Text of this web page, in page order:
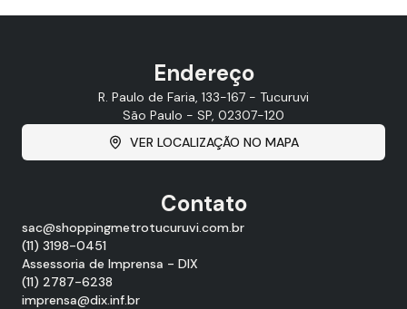
Endereço
R. Paulo de Faria, 133-167 - Tucuruvi
São Paulo - SP, 02307-120
VER LOCALIZAÇÃO NO MAPA
Contato
sac@shoppingmetrotucuruvi.com.br
(11) 3198-0451
Assessoria de Imprensa - DIX
(11) 2787-6238
imprensa@dix.inf.br